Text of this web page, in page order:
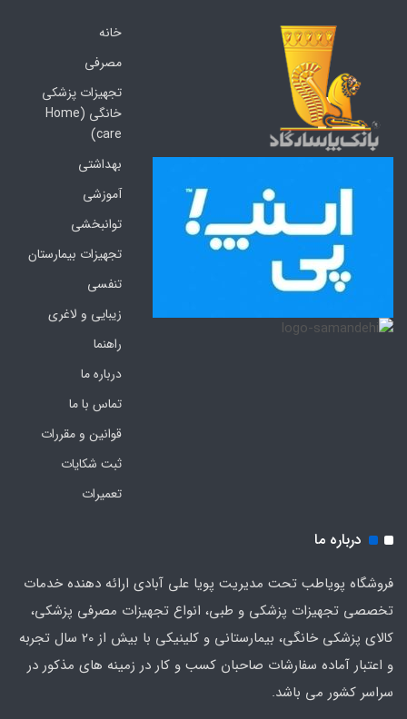
خانه
مصرفی
تجهیزات پزشکی
خانگی (Home
care)
بهداشتی
آموزشی
توانبخشی
تجهیزات بیمارستان
تنفسی
زیبایی و لاغری
راهنما
درباره ما
تماس با ما
قوانین و مقررات
ثبت شکایات
تعمیرات
درباره ما
فروشگاه پویاطب تحت مدیریت پویا علی آبادی ارائه دهنده خدمات
تخصصی تجهیزات پزشکی و طبی، انواع تجهیزات مصرفی پزشکی،
کالای پزشکی خانگی، بیمارستانی و کلینیکی با بیش از 20 سال تجربه
و اعتبار آماده سفارشات صاحبان کسب و کار در زمینه های مذکور در
سراسر کشور می باشد.